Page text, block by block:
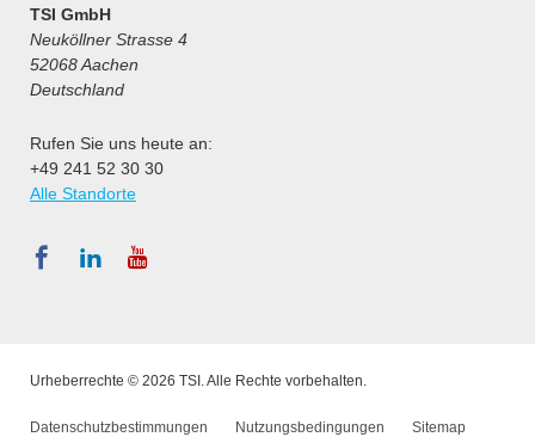
TSI GmbH
Neuköllner Strasse 4
52068 Aachen
Deutschland
Rufen Sie uns heute an:
+49 241 52 30 30
Alle Standorte
Urheberrechte © 2026 TSI. Alle Rechte vorbehalten.
Datenschutzbestimmungen Nutzungsbedingungen Sitemap